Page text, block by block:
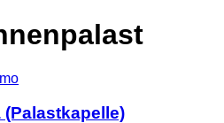
(Palastkapelle)